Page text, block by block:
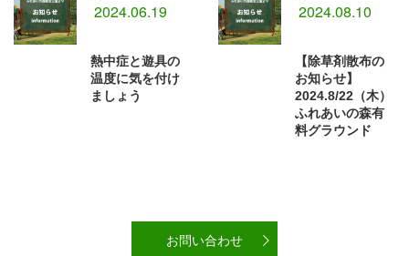
2024.06.19
熱中症と遊具の
温度に気を付け
ましょう
2024.08.10
【除草剤散布の
お知らせ】
2024.8/22（木）
ふれあいの森有
料グラウンド
お問い合わせ